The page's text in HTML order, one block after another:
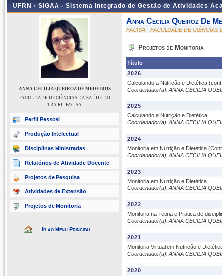
UFRN › SIGAA - Sistema Integrado de Gestão de Atividades
ANNA CECILIA QUEIROZ DE MEDEIROS
FACULDADE DE CIÊNCIAS DA SAÚDE DO
TRAIRI - FACISA
Perfil Pessoal
Produção Intelectual
Disciplinas Ministradas
Relatórios de Atividade Docente
Projetos de Pesquisa
Atividades de Extensão
Projetos de Monitoria
Ir ao Menu Principal
Anna Cecilia Queiroz De
FACISA - FACULDADE DE CIÊNCIAS
Projetos de Monitoria
Título
2026
Calculando a Nutrição e Dietética
Coordenador(a): ANNA CECILIA
2025
Calculando a Nutrição e Dietética
Coordenador(a): ANNA CECILIA
2024
Monitoria em Nutrição e Dietética
Coordenador(a): ANNA CECILIA
2023
Monitoria em Nutrição e Dietética
Coordenador(a): ANNA CECILIA
2022
Monitoria na Teoria e Prática de
Coordenador(a): ANNA CECILIA
2021
Monitoria Virtual em Nutrição e
Coordenador(a): ANNA CECILIA
2020